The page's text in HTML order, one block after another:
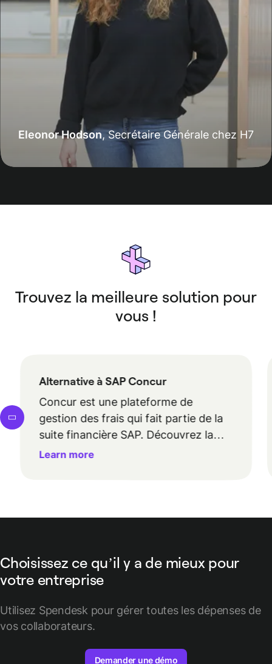
Eleonor Hodson,Secrétaire Générale chez H7
Trouvez la meilleure solution pour
vous !
Alternative à SAP Concur
Concur est une plateforme de
gestion des frais qui fait partie de la
suite financière SAP. Découvrez la
fonctionnalités de Concur et si la
Learn more
Choisissez ce qu’il y a de mieux pour
votre entreprise
Utilisez Spendesk pour gérer toutes les dépenses de
vos collaborateurs.
Demander une démo